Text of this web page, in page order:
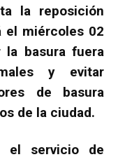
la reposición
el miércoles 02
la basura fuera
y evitar
de basura
de la ciudad.
el servicio de